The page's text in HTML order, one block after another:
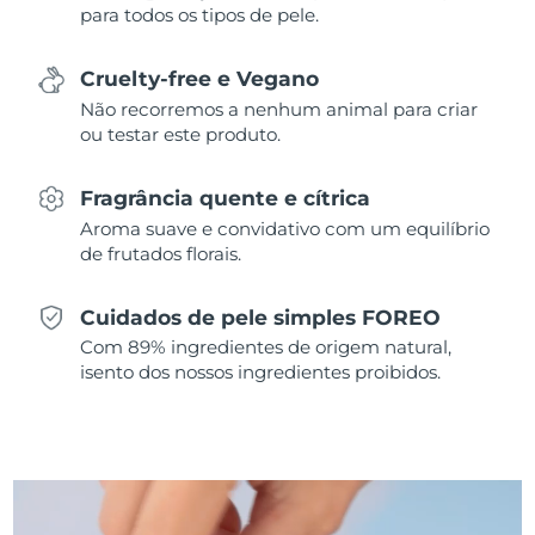
para todos os tipos de pele.
Cruelty-free e Vegano
Não recorremos a nenhum animal para criar
ou testar este produto.
Fragrância quente e cítrica
Aroma suave e convidativo com um equilíbrio
de frutados florais.
Cuidados de pele simples FOREO
Com 89% ingredientes de origem natural,
isento dos nossos ingredientes proibidos.
Eslováquia Entrega prevista 8/10/26
África do Sul
Coreia do Sul
Espanha Entrega prevista8/10/26
Suécia Entrega prevista8/10/26
Taiwan Entrega prevista